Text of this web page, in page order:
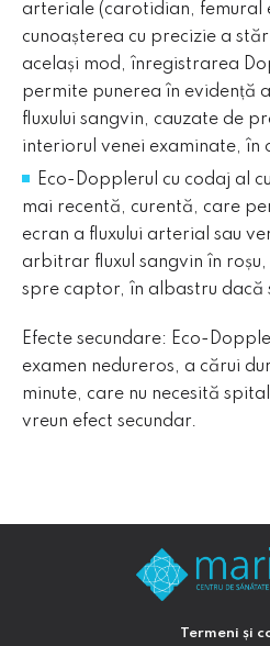
arteriale (carotidian, femural
cunoașterea cu precizie a
același mod, înregistrarea
permite punerea în evidență
fluxului sangvin, cauzate de
interiorul venei examinate, în
Eco-Dopplerul cu codaj al
mai recentă, curentă, care
ecran a fluxului arterial sau
arbitrar fluxul sangvin în
spre captor, în albastru dacă
Efecte secundare: Eco-
examen nedureros, a cărui
minute, care nu necesită
vreun efect secundar.
Termeni și